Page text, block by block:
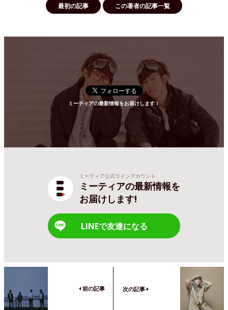
最初の記事 この著者の記事一覧
ミーティアの最新情報をお届けします！
ミーティア公式ラインアカウント
ミーティアの最新情報を
お届けします!
LINEで友達になる
前の記事 次の記事